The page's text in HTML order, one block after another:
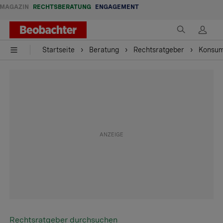
MAGAZIN RECHTSBERATUNG ENGAGEMENT
Startseite Beratung Rechtsratgeber
Rechtsratgeber durchsuchen